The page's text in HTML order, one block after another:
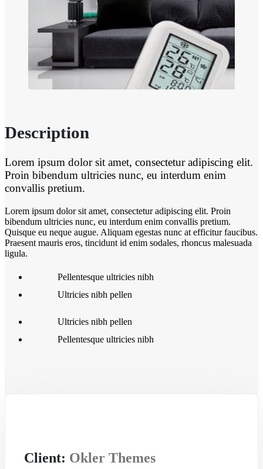
Lorem ipsum dolor sit amet, consectetur adipiscing elit.
Proin bibendum ultricies nunc, eu interdum enim
convallis pretium.
Lorem ipsum dolor sit amet, consectetur adipiscing elit. Proin
bibendum ultricies nunc, eu interdum enim convallis pretium.
Quisque eu neque augue. Aliquam egestas nunc at efficitur faucibus.
Praesent mauris eros, tincidunt id enim sodales, rhoncus malesuada
ligula.
Pellentesque ultricies nibh
Ultricies nibh pellen
Ultricies nibh pellen
Pellentesque ultricies nibh
Client: Okler Themes